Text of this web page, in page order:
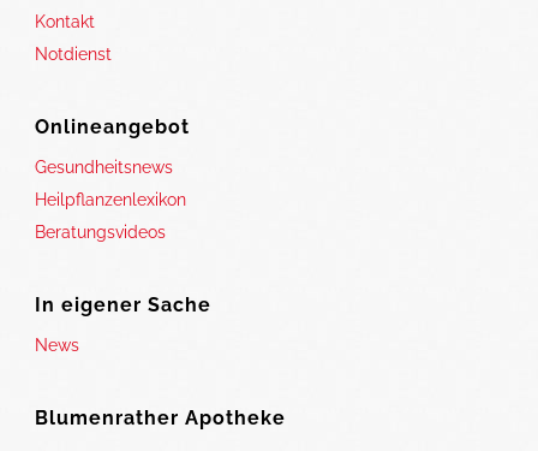
Kontakt
Notdienst
Onlineangebot
Gesundheitsnews
Heilpflanzenlexikon
Beratungsvideos
In eigener Sache
News
Blumenrather Apotheke